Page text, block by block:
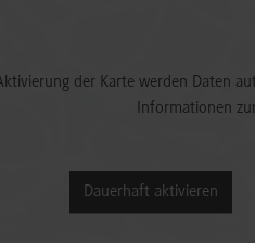
der Karte werden Daten
Informationen
Dauerhaft aktivieren